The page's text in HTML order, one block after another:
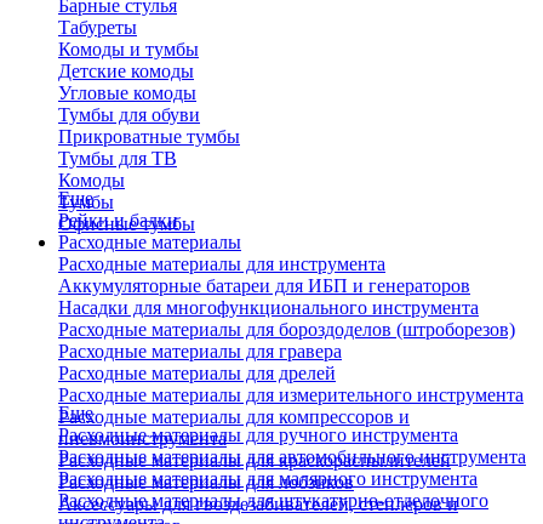
Барные стулья
Табуреты
Комоды и тумбы
Детские комоды
Угловые комоды
Тумбы для обуви
Прикроватные тумбы
Тумбы для ТВ
Комоды
Тумбы
Офисные тумбы
Еще
Рейки и балки
Расходные материалы
Расходные материалы для инструмента
Аккумуляторные батареи для ИБП и генераторов
Насадки для многофункционального инструмента
Расходные материалы для бороздоделов (штроборезов)
Расходные материалы для гравера
Расходные материалы для дрелей
Расходные материалы для измерительного инструмента
Расходные материалы для компрессоров и
пневмоинструмента
Расходные материалы для краскораспылителей
Расходные материалы для лобзиков
Аксессуары для гвоздезабивателей, степлеров и
Еще
Расходные материалы для ручного инструмента
Расходные материалы для автомобильного инструмента
Расходные материалы для малярного инструмента
Расходные материалы для штукатурно-отделочного